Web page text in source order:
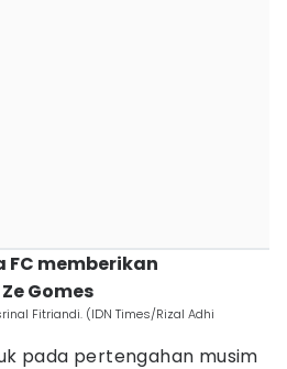
FC memberikan
Gomes
Fitriandi. (IDN Times/Rizal Adhi
pada pertengahan musim